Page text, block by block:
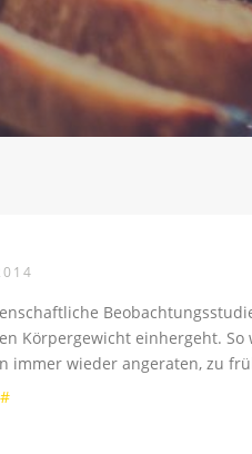
Körpergewicht einhergeht.
immer wieder angeraten, zu